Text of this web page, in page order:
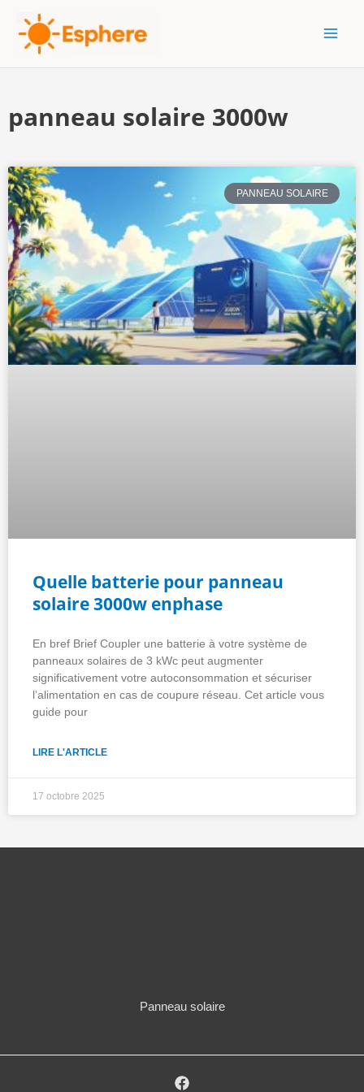
contenu
panneau solaire 3000w
PANNEAU SOLAIRE
Quelle batterie pour panneau
solaire 3000w enphase
En bref Brief Coupler une batterie à votre système de
panneaux solaires de 3 kWc peut augmenter
significativement votre autoconsommation et sécuriser
l’alimentation en cas de coupure réseau. Cet article vous
guide pour
LIRE L'ARTICLE
17 octobre 2025
Panneau solaire